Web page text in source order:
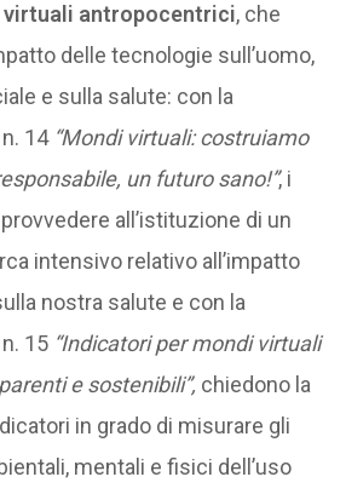
virtuali antropocentrici, che
delle tecnologie sull’uomo,
e sulla salute: con la
14 “Mondi virtuali: costruiamo
un futuro sano!”, i
all’istituzione di un
intensivo relativo all’impatto
nostra salute e con la
15 “Indicatori per mondi virtuali
e sostenibili”, chiedono la
in grado di misurare gli
mentali e fisici dell’uso